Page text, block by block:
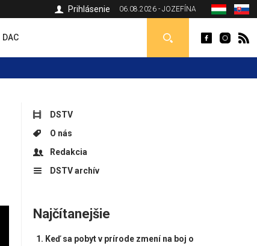
06.08.2026 - JOZEFÍNA
Prihlásenie
DAC
DSTV
O nás
Redakcia
DSTV archív
Najčítanejšie
Keď sa pobyt v prírode zmení na boj o